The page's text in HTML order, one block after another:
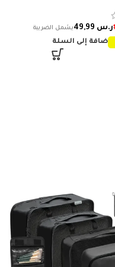
أساسيات المنزل
ر.س
إضافة إلى السلة